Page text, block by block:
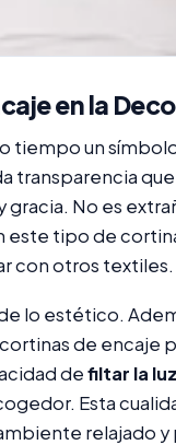
en la
tiempo un
transparencia
No es
tipo de
con otros textiles.
lo estético.
de encaje
defiltar la luz
Esta
relajado